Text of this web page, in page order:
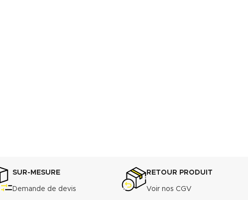
SUR-MESURE
Demande de devis
RETOUR PRODUIT
Voir nos CGV